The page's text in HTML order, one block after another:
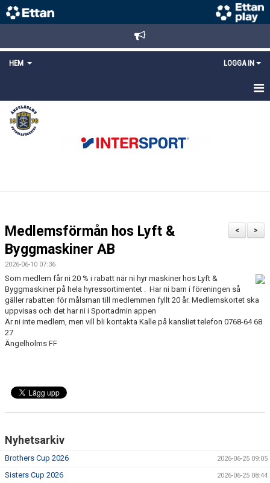
HEM LOGGA IN
STARTSIDA
NYHETER
LÄNKAR
MEDLEMS OCH TRÄNINGSAVGIFTER
>
<
Medlemsförmån hos Lyft &
Byggmaskiner AB
2026-06-10 07:36
Som medlem får ni 20 % i rabatt när ni hyr maskiner hos Lyft &
Byggmaskiner på hela hyressortimentet . Har ni barn i föreningen så
gäller rabatten för målsman till medlemmen fyllt 20 år. Medlemskortet ska
uppvisas och det har ni i Sportadmin appen
Är ni inte medlem, men vill bli kontakta Kalle på kansliet telefon 0768-64 68
27
Ängelholms FF
Nyhetsarkiv
Brothers Cup 2026 2026-06-25 09:05
Sisters Cup 2026 2026-06-25 08:44